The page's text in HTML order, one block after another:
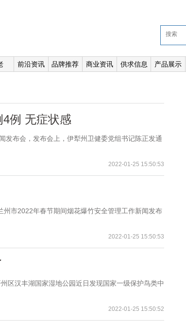
前沿资讯 品牌推荐 商业资讯 供求信息 产品展示
例 无症状感
布会，发布会上，伊犁州卫健委党组书记陈正发通
2022-01-25 15:50:53
市2022年春节期间烟花爆竹安全管理工作新闻发布
2022-01-25 15:50:53
汉丰湖国家湿地公园近日发现国家一级保护鸟类中
2022-01-25 15:50:52